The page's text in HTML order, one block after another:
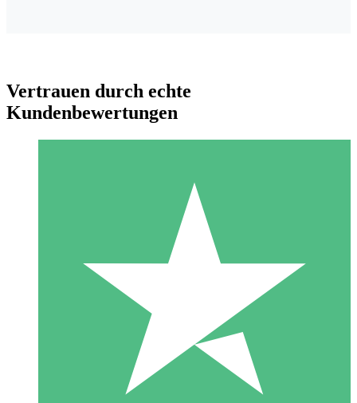
Individuelle Credit-Pakete
Zahlen Sie nach Bedarf mit Download-Credits. Keine
monatliche Verpflichtung erforderlich.
10 00
Vertrauen durch echte
Kundenbewertungen